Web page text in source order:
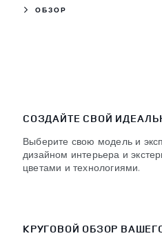
ОБЗОР
СОЗДАЙТЕ СВОЙ
Выберите свою модель и
дизайном интерьера и
цветами и технологиями.
КРУГОВОЙ ОБЗОР